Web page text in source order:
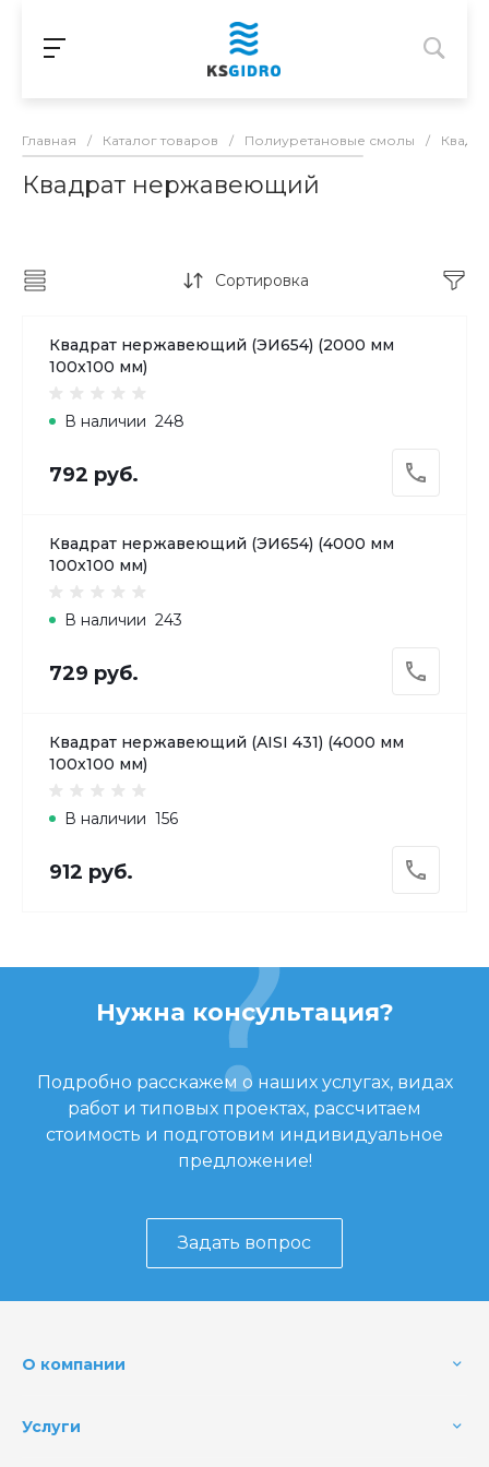
Главная / Каталог товаров / Полиуретановые смолы /
Квадрат нержавеющий
Сортировка
Квадрат нержавеющий (ЭИ654) (2000 мм
100x100 мм)
В наличии 248
792 руб.
Квадрат нержавеющий (ЭИ654) (4000 мм
100x100 мм)
В наличии 243
729 руб.
Квадрат нержавеющий (AISI 431) (4000 мм
100x100 мм)
В наличии 156
912 руб.
Нужна консультация?
Подробно расскажем о наших услугах, видах
работ и типовых проектах, рассчитаем
стоимость и подготовим индивидуальное
предложение!
Задать вопрос
О компании
Услуги